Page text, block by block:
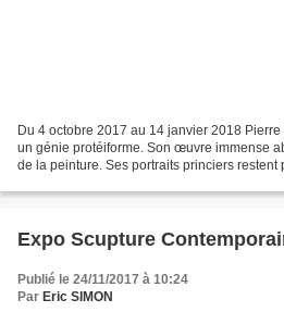
Du 4 octobre 2017 au 14 janvier 2018
un génie protéiforme. Son œuvre immense
de la peinture. Ses portraits princiers restent
Expo Scupture
Publié le 24/11/2017 à 10:24
Par Eric SIMON